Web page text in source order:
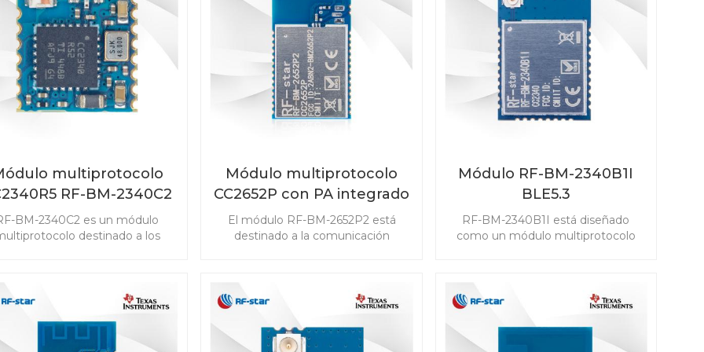
software Bluetooth® 5.3 y
sensibilidad y robustez
de radio, es una solución
automotriz eficiente y de alto
rendimiento.
(PaaK) y sistemas de gestión de
baterías (BMS).
amplia gama de escenarios.
multiprotocolo
RF-BM-2340C2
con tamaño mini
BM-2340C2 es un módulo
destinado a los
también el sistema propietario
3.0 y 2.4GHz. El módulo
con tamaño mini está
diseñado para satisfacer las
Módulo multiprotocolo
CC2652P con PA integrado
RF-BM-2652P2
El módulo RF-BM-2652P2 está
destinado a la comunicación
CC2652P admite Bluetooth 5.1 Low
802.15.4, objetos inteligentes
habilitados para IPv6 (6LoWPAN) y
Módulo RF-BM-2340B1I
BLE5.3
RF-BM-2340B1I está diseñado
como un módulo multiprotocolo
con Bluetooth 5.3 Low Energy,
ZigBee 3.0, SimpleLinkTM TI 15.4-
stack y sistema propietario.